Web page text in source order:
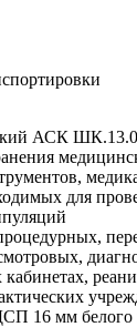
АСК ШК.13.06
для
кабинетах,
16 мм белого